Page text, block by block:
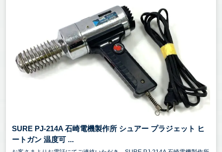
SURE PJ-214A 石崎電機製作所 シュアー プラジェット ヒ
ートガン 温度可 ...